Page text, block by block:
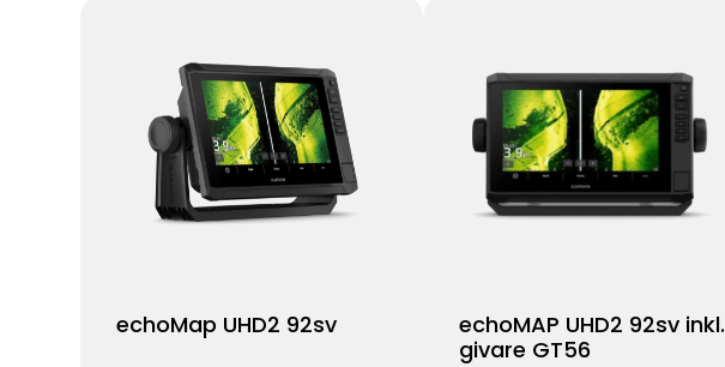
echoMap UHD2 92sv
echoMAP UHD2 92sv inkl.
givare GT56